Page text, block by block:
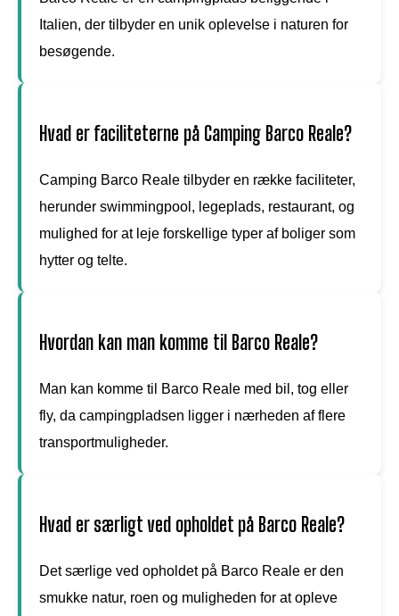
Italien, der tilbyder en unik oplevelse i naturen for
besøgende.
Hvad er faciliteterne på Camping Barco Reale?
Camping Barco Reale tilbyder en række faciliteter,
herunder swimmingpool, legeplads, restaurant, og
mulighed for at leje forskellige typer af boliger som
hytter og telte.
Hvordan kan man komme til Barco Reale?
Man kan komme til Barco Reale med bil, tog eller
fly, da campingpladsen ligger i nærheden af flere
transportmuligheder.
Hvad er særligt ved opholdet på Barco Reale?
Det særlige ved opholdet på Barco Reale er den
smukke natur, roen og muligheden for at opleve